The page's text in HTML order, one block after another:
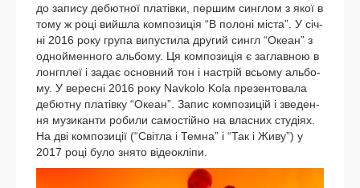
до запи­су дебют­ної платів­ки, пер­шим син­глом з якої в
тому ж році вий­ш­ла ком­по­зи­ція “В полоні міста”. У січ­
ні 2016 року група випу­сти­ла дру­гий син­гл “Океан” з
одной­мен­но­го аль­бо­му. Ця ком­по­зи­ція є заглав­ною в
лонг­плеї і задає основ­ний тон і настрій всьо­му аль­бо­
му. У верес­ні 2016 року Navkolo Kola пре­зен­то­ва­ла
дебют­ну платів­ку “Океан”. Запис ком­по­зи­цій і зве­ден­
ня музи­кан­ти роби­ли само­стій­но на влас­них студіях.
На дві ком­по­зи­ції (“Світла і Темна” і “Так і Живу”) у
2017 році було зня­то відео­клі­пи.